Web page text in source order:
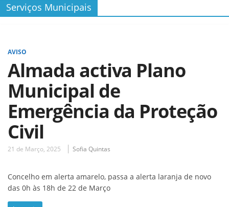
Serviços Municipais
AVISO
Almada activa Plano
Municipal de
Emergência da Proteção
Civil
21 de Março, 2025 Sofia Quintas
Concelho em alerta amarelo, passa a alerta laranja de novo
das 0h às 18h de 22 de Março